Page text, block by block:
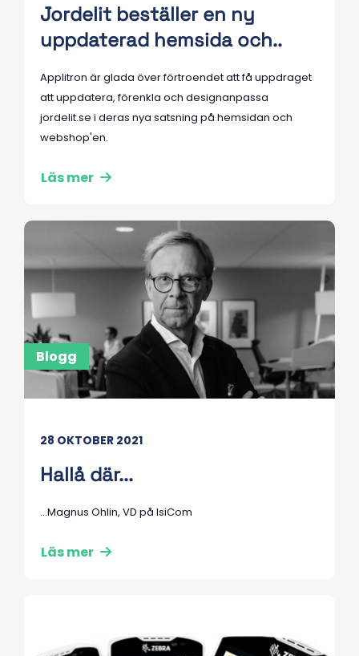
Jordelit beställer en ny
uppdaterad hemsida och..
Applitron är glada över förtroendet att få uppdraget
att uppdatera, förenkla och designanpassa
jordelit.se i deras nya satsning på hemsidan och
webshop'en.
Läs mer
Blogg
28 OKTOBER 2021
Hallå där...
...Magnus Ohlin, VD på IsiCom
Läs mer